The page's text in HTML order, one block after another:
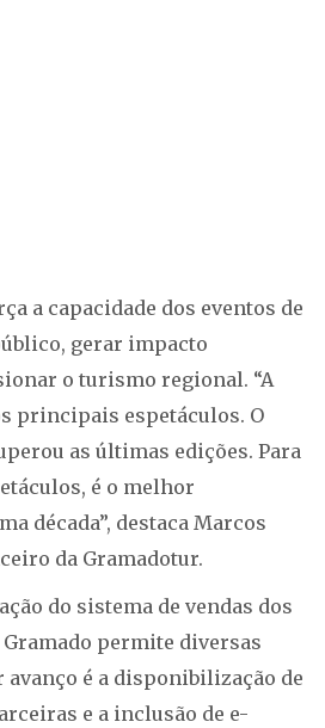
a capacidade dos eventos de
gerar impacto
o turismo regional. “A
principais espetáculos. O
as últimas edições. Para
é o melhor
década”, destaca Marcos
da Gramadotur.
do sistema de vendas dos
permite diversas
avanço é a disponibilização de
e a inclusão de e-